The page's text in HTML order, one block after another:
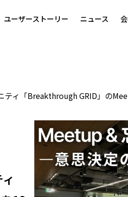
ユーザーストーリー ニュース
ティ「Breakthrough GRID」の